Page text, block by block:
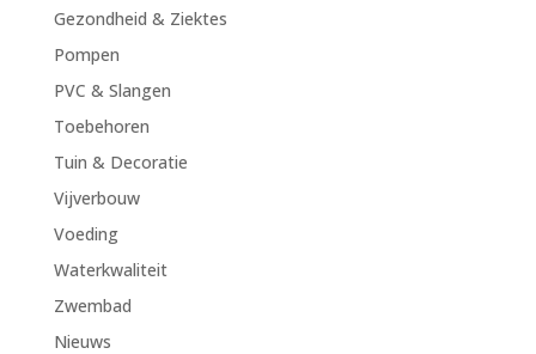
Gezondheid & Ziektes
Pompen
PVC & Slangen
Toebehoren
Tuin & Decoratie
Vijverbouw
Voeding
Waterkwaliteit
Zwembad
Nieuws